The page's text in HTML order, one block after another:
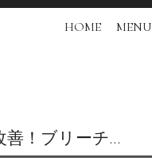
HOME MENU
善！ブリーチ…